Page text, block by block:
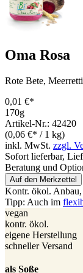
Oma Rosa
Rote Bete,
0,01 €*
170g
Artikel-Nr.: 42420
(0,06 €* / 1 kg)
inkl. MwSt. zzgl.
Sofort lieferbar,
Beratung und
Auf den Merkzettel
Kontr. ökol. Anbau,
Tipp: Auch im
vegan
kontr. ökol.
eigene Herstellung
schneller Versand
als Soße